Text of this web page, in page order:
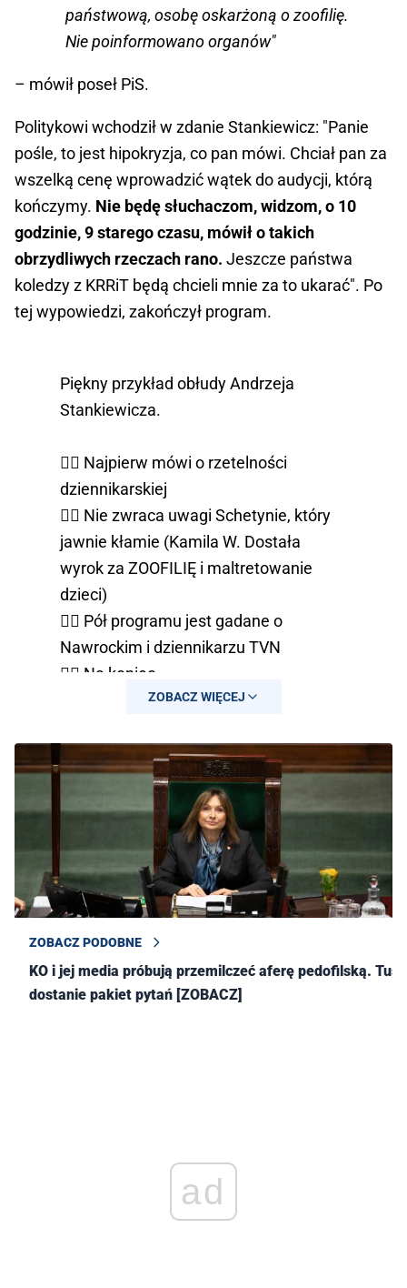
państwową, osobę oskarżoną o zoofilię.
Nie poinformowano organów"
– mówił poseł PiS.
Politykowi wchodził w zdanie Stankiewicz: "Panie
pośle, to jest hipokryzja, co pan mówi. Chciał pan za
wszelką cenę wprowadzić wątek do audycji, którą
kończymy. Nie będę słuchaczom, widzom, o 10
godzinie, 9 starego czasu, mówił o takich
obrzydliwych rzeczach rano. Jeszcze państwa
koledzy z KRRiT będą chcieli mnie za to ukarać". Po
tej wypowiedzi, zakończył program.
Piękny przykład obłudy Andrzeja
Stankiewicza.
👉🏻 Najpierw mówi o rzetelności
dziennikarskiej
👉🏻 Nie zwraca uwagi Schetynie, który
jawnie kłamie (Kamila W. Dostała
wyrok za ZOOFILIĘ i maltretowanie
dzieci)
👉🏻 Pół programu jest gadane o
Nawrockim i dziennikarzu TVN
👉🏻 Na koniec…
pic.twitter.com/1KVaUTQSgU
— Jan Molski 🇵🇱 (@JanMolskiIII)
March 29, 2026
ZOBACZ WIĘCEJ
ZOBACZ PODOBNE
KO i jej media próbują przemilczeć aferę pedofilską. Tusk
dostanie pakiet pytań [ZOBACZ]
ad